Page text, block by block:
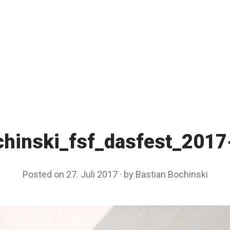
Posted on 27. Juli 2017 by Bastian Bochinski